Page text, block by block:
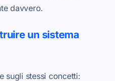
davvero.
un sistema
sugli stessi concetti: